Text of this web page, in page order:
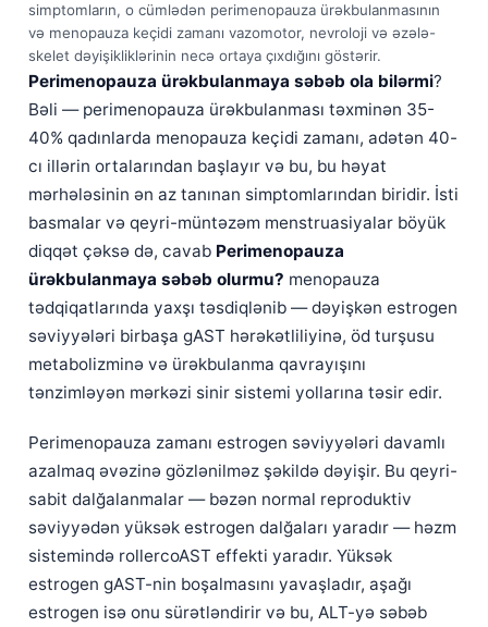
simptomların, o cümlədən perimenopauza ürəkbulanmasının
və menopauza keçidi zamanı vazomotor, nevroloji və əzələ-
skelet dəyişikliklərinin necə ortaya çıxdığını göstərir.
Perimenopauza ürəkbulanmaya səbəb ola bilərmi?
Bəli — perimenopauza ürəkbulanması təxminən 35-
40% qadınlarda menopauza keçidi zamanı, adətən 40-
cı illərin ortalarından başlayır və bu, bu həyat
mərhələsinin ən az tanınan simptomlarından biridir. İsti
basmalar və qeyri-müntəzəm menstruasiyalar böyük
diqqət çəksə də, cavab Perimenopauza
ürəkbulanmaya səbəb olurmu? menopauza
tədqiqatlarında yaxşı təsdiqlənib — dəyişkən estrogen
səviyyələri birbaşa gAST hərəkətliliyinə, öd turşusu
metabolizminə və ürəkbulanma qavrayışını
tənzimləyən mərkəzi sinir sistemi yollarına təsir edir.
Perimenopauza zamanı estrogen səviyyələri davamlı
azalmaq əvəzinə gözlənilməz şəkildə dəyişir. Bu qeyri-
sabit dalğalanmalar — bəzən normal reproduktiv
səviyyədən yüksək estrogen dalğaları yaradır — həzm
sistemində rollercoAST effekti yaradır. Yüksək
estrogen gAST-nin boşalmasını yavaşladır, aşağı
estrogen isə onu sürətləndirir və bu, ALT-yə səbəb